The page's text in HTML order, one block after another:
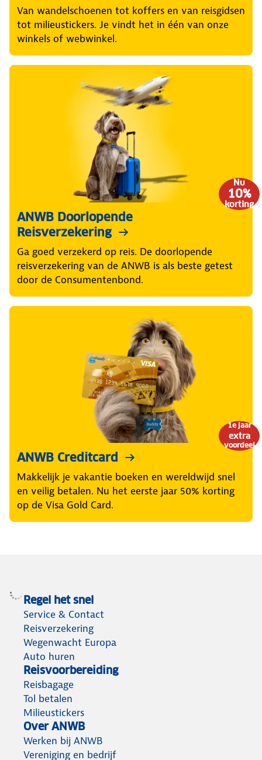
Van wandelschoenen tot koffers en van reisgidsen
tot milieustickers. Je vindt het in één van onze
winkels of webwinkel.
Nu
10%
korting
ANWB Doorlopende
Reisverzekering
Ga goed verzekerd op reis. De doorlopende
reisverzekering van de ANWB is als beste getest
door de Consumentenbond.
1e jaar
extra
voordeel
ANWB Creditcard
Makkelijk je vakantie boeken en wereldwijd snel
en veilig betalen. Nu het eerste jaar 50% korting
op de Visa Gold Card.
Regel het snel
Service & Contact
Reisverzekering
Wegenwacht Europa
Auto huren
Reisvoorbereiding
Reisbagage
Tol betalen
Milieustickers
Over ANWB
Werken bij ANWB
Vereniging en bedrijf